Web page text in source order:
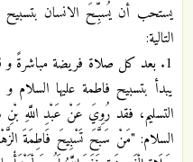
يستحب أن يُسبِّحَ الانسان بتسبيح
التالية:
1. بعد كل صلاة فريضة مباشرةً و
يبدأ بتسبيح فاطمة عليها
التسليم، فقد رُوِيَ عَنْ عَبْدِ اللَّهِ بْنِ
السلام: "مَنْ‏ سَبَّحَ‏ تَسْبِيحَ‏ فَاطِمَةَ